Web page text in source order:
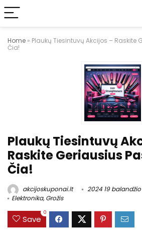
Home » Plaukų Tiesintuvų Akcijos – Raskite
Čia!
Plaukų Tiesintuvų
Raskite Geriausius
Čia!
akcijoskuponai.lt
2024 19 balandžio
Elektronika,Grožis
Save
0